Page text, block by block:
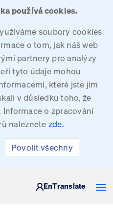
používá cookies.
soubory cookies
o tom, jak náš web
partnery pro analýzy
tyto údaje mohou
které jste jim
v důsledku toho, že
Informace o zpracování
naleznete zde.
Povolit všechny
ČESKÉ REPUBLIKY
EnTranslate